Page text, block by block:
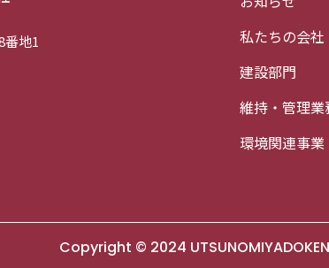
地1
私たちの会社
建設部門
維持・管理業
環境関連事業
Copyright © 2024